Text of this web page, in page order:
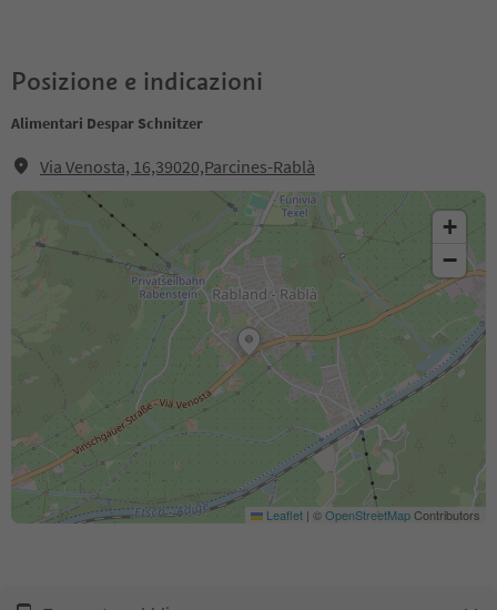
Posizione e indicazioni
Alimentari Despar Schnitzer
Via Venosta, 16,39020,Parcines-Rablà
+
−
Leaflet | ©OpenStreetMapContributors